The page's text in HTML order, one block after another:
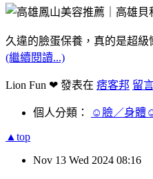
久違的臉蛋保養，真的是超
(繼續閱讀...)
Lion Fun ❤ 發表在 痞客邦 留
個人分類： ☺臉／身體
▲top
Nov 13 Wed 2024 08:16